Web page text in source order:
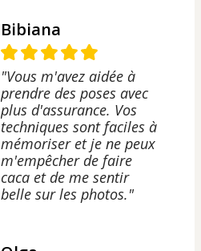
Bibiana
"Vous m'avez aidée à
prendre des poses avec
plus d'assurance. Vos
techniques sont faciles à
mémoriser et je ne peux
m'empêcher de faire
caca et de me sentir
belle sur les photos."